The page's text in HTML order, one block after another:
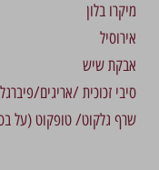
מיקרו בלון
אירוסיל
אבקת שיש
סיבי זכוכית /אריגים/
שרף גלקוט/ טופקוט (על